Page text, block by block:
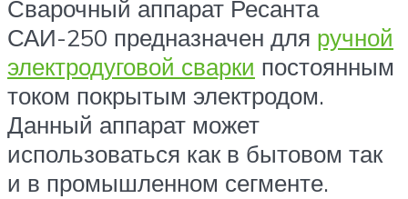
Сварочный аппарат Ресанта
САИ-250 предназначен для ручной
электродуговой сварки постоянным
током покрытым электродом.
Данный аппарат может
использоваться как в бытовом так
и в промышленном сегменте.